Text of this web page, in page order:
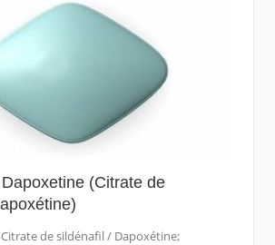
(Citrate de
de sildénafil / Dapoxétine;